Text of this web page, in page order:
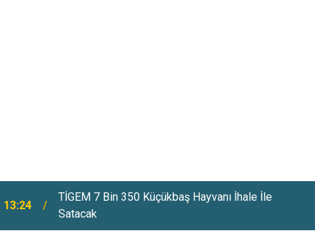
12:52
Altın Ve Gümüş Yatırımcıları Dikkat: İslam Memiş
Yeni Tahminini Açıkladı